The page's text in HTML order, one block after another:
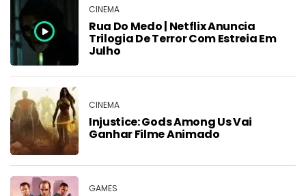
CINEMA
Rua Do Medo | Netflix Anuncia
Trilogia De Terror Com Estreia Em
Julho
CINEMA
Injustice: Gods Among Us Vai
Ganhar Filme Animado
GAMES